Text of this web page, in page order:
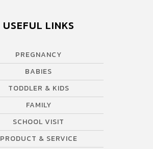
USEFUL LINKS
PREGNANCY
BABIES
TODDLER & KIDS
FAMILY
SCHOOL VISIT
PRODUCT & SERVICE